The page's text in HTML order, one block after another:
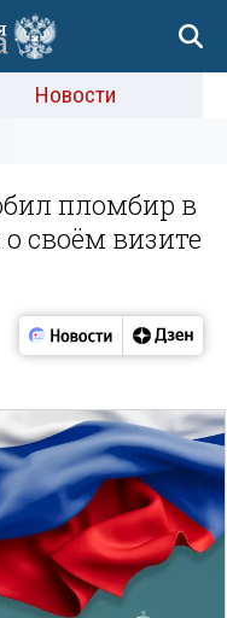
Новости
пломбир в
своём визите